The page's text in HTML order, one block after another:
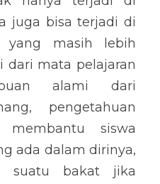
juga bisa terjadi di
yang masih lebih
dari mata pelajaran
alami dari
pengetahuan
siswa
ada dalam dirinya,
suatu bakat jika